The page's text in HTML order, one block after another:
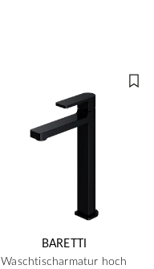
BARETTI
Waschtischarmatur hoch